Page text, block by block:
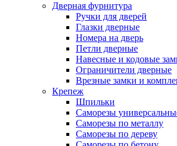
Дверная фурнитура
Ручки для дверей
Глазки дверные
Номера на дверь
Петли дверные
Навесные и кодовые
Ограничители дверные
Врезные замки и
Крепеж
Шпильки
Саморезы
Саморезы по металлу
Саморезы по дереву